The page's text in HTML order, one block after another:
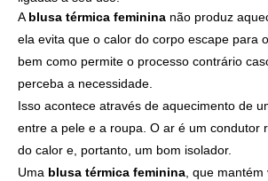
Ablusa térmica feminina não produz
ela evita que o calor do corpo escape para
bem como permite o processo contrário
perceba a necessidade.
Isso acontece através de aquecimento de
entre a pele e a roupa. O ar é um condutor
do calor e, portanto, um bom isolador.
Uma blusa térmica feminina, que mantém